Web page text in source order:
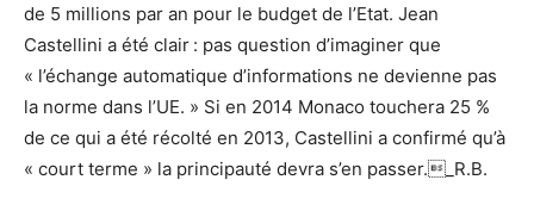
de 5 millions par an pour le budget de l’Etat. Jean
Castellini a été clair : pas question d’imaginer que
« l’échange automatique d’informations ne devienne pas
la norme dans l’UE. » Si en 2014 Monaco touchera 25 %
de ce qui a été récolté en 2013, Castellini a confirmé qu’à
« court terme » la principauté devra s’en passer._R.B.